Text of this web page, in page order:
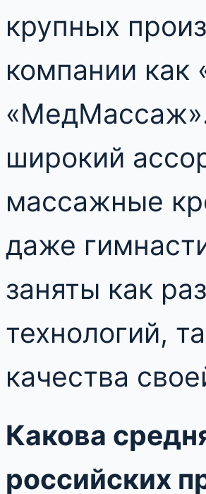
крупных
компании как
широкий
массажные
даже
заняты как
технологий,
качества
Какова
российских